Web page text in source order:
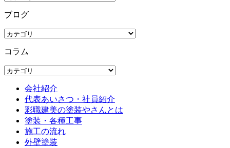
ブログ
コラム
会社紹介
代表あいさつ・社員紹介
彩職建美の塗装やさんとは
塗装・各種工事
施工の流れ
外壁塗装